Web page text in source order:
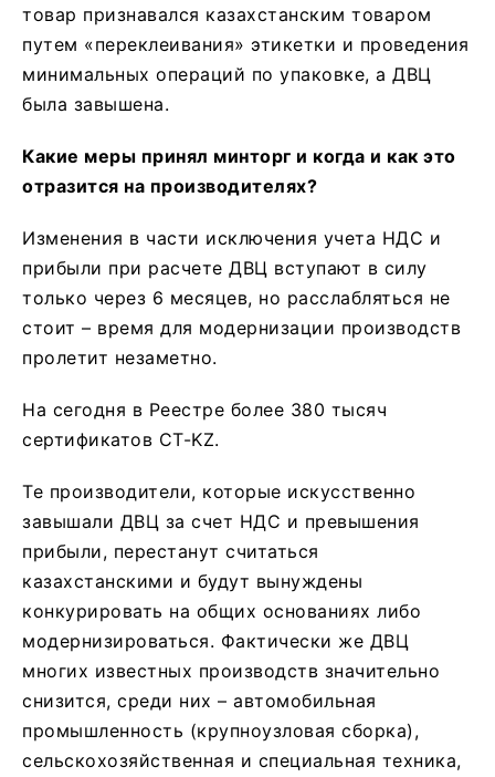
товар признавался казахстанским товаром
путем «переклеивания» этикетки и проведения
минимальных операций по упаковке, а ДВЦ
была завышена.
Какие меры принял минторг и когда и как это
отразится на производителях?
Изменения в части исключения учета НДС и
прибыли при расчете ДВЦ вступают в силу
только через 6 месяцев, но расслабляться не
стоит – время для модернизации производств
пролетит незаметно.
На сегодня в Реестре более 380 тысяч
сертификатов СТ-KZ.
Те производители, которые искусственно
завышали ДВЦ за счет НДС и превышения
прибыли, перестанут считаться
казахстанскими и будут вынуждены
конкурировать на общих основаниях либо
модернизироваться. Фактически же ДВЦ
многих известных производств значительно
снизится, среди них – автомобильная
промышленность (крупноузловая сборка),
сельскохозяйственная и специальная техника,